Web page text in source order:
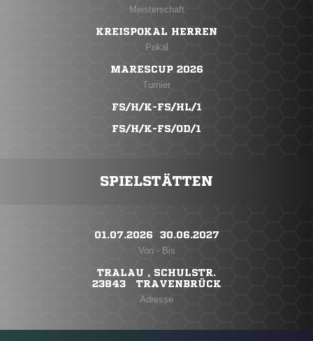
Meisterschaft
KREISPOKAL HERREN
Pokal
MARESCUP 2026
Turnier
FS/H/K-FS/HL/1
FS/H/K-FS/OD/1
SPIELSTÄTTEN
01.07.2026 ​ 30.06.2027
Von - Bis
TRALAU , SCHULSTR.
23843 TRAVENBRÜCK
Adresse